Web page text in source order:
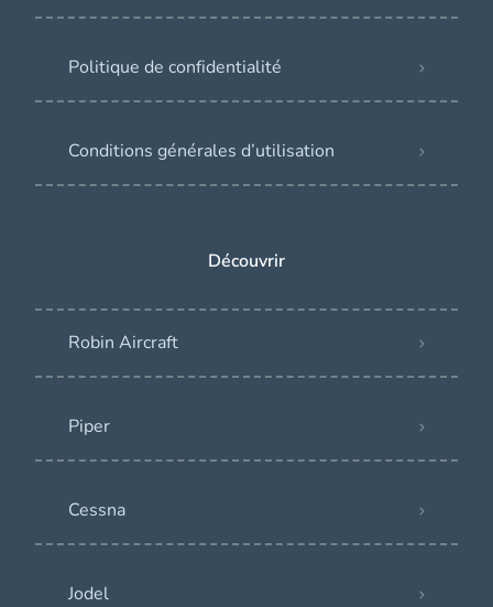
Politique de confidentialité
Conditions générales d’utilisation
Découvrir
Robin Aircraft
Piper
Cessna
Jodel